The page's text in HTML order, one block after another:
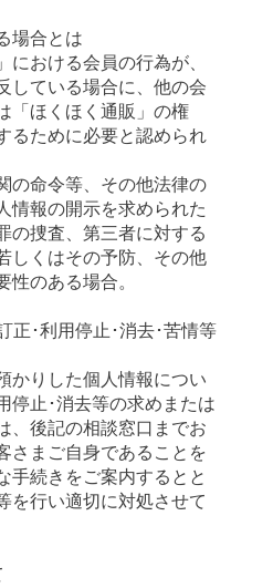
場合とは
における会員の行為が、
している場合に、他の会
「ほくほく通販」の権
るために必要と認められ
の命令等、その他法律の
情報の開示を求められた
の捜査、第三者に対する
しくはその予防、その他
性のある場合。
正･利用停止･消去･苦情等
かりした個人情報につい
停止･消去等の求めまたは
、後記の相談窓口までお
さまご自身であることを
手続きをご案内するとと
を行い適切に対処させて